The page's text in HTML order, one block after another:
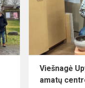
sukilimo
Viešnagė
amatų